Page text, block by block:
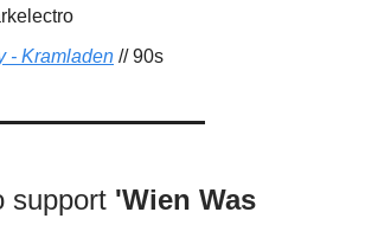
- Kramladen // 90s
support 'Wien Was